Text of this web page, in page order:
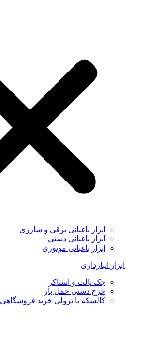
ابزار باغبانی برقی و شارژی
ابزار باغبانی دستی
ابزار باغبانی موتوری
ابزار انبارداری
جک پالت و استاکر
چرخ دستی حمل بار
کالسکه یا ترولی خرید فروشگاهی